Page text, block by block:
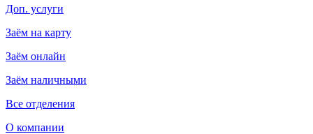
Доп. услуги
Заём на карту
Заём онлайн
Заём наличными
Все отделения
О компании